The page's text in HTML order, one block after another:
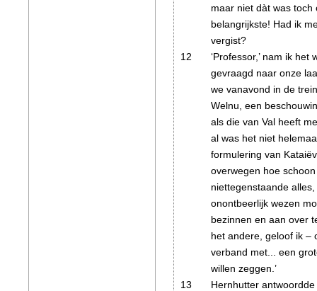
maar niet dàt was toch
belangrijkste! Had ik
vergist?
12
‘Professor,’ nam ik het
gevraagd naar onze
we vanavond in de
Welnu, een
als die van Val heeft
al was het niet
formulering van
overwegen hoe
niettegenstaande
onontbeerlijk wezen
bezinnen en aan over
het andere, geloof ik –
verband met... een
willen zeggen.’
13
Hernhutter